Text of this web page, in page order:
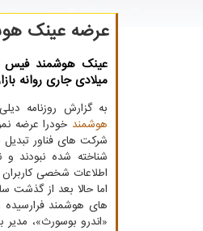
عرضه عینك
عینک هوشمند فیس
میلادی جاری روانه
به گزارش روزنامه دیلی
هوشمند خودرا عرضه
شرکت های فناور
شناخته شده نبودند
اطلاعات شخصی
اما حالا بعد از
های هوشمند فرارسیده
«اندرو بوسورث»،